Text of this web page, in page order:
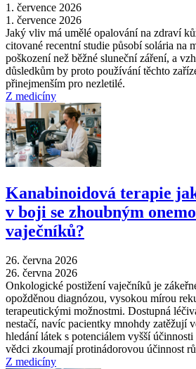
1. července 2026
1. července 2026
Jaký vliv má umělé opalování na zdraví
citované recentní studie působí solária na
poškození než běžné sluneční záření, a
důsledkům by proto používání těchto
přinejmenším pro nezletilé.
Z medicíny
Kanabinoidová terapie
v boji se zhoubným
vaječníků?
26. června 2026
26. června 2026
Onkologické postižení vaječníků je
opožděnou diagnózou, vysokou mírou
terapeutickými možnostmi. Dostupná
nestačí, navíc pacientky mnohdy zatěžují
hledání látek s potenciálem vyšší
vědci zkoumají protinádorovou účinnost
Z medicíny